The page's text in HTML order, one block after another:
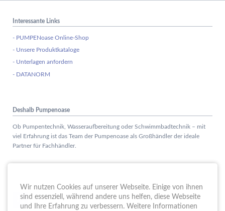
Interessante Links
- PUMPENoase Online-Shop
- Unsere Produktkataloge
- Unterlagen anfordern
- DATANORM
Deshalb Pumpenoase
Ob Pumpentechnik, Wasseraufbereitung oder Schwimmbadtechnik – mit
viel Erfahrung ist das Team der Pumpenoase als Großhändler der ideale
Partner für Fachhändler.
15. Schule trifft Wirtschaft bei der PUMPENoase!
Wir nutzen Cookies auf unserer Webseite. Einige von ihnen
sind essenziell, während andere uns helfen, diese Webseite
und Ihre Erfahrung zu verbessern. Weitere Informationen